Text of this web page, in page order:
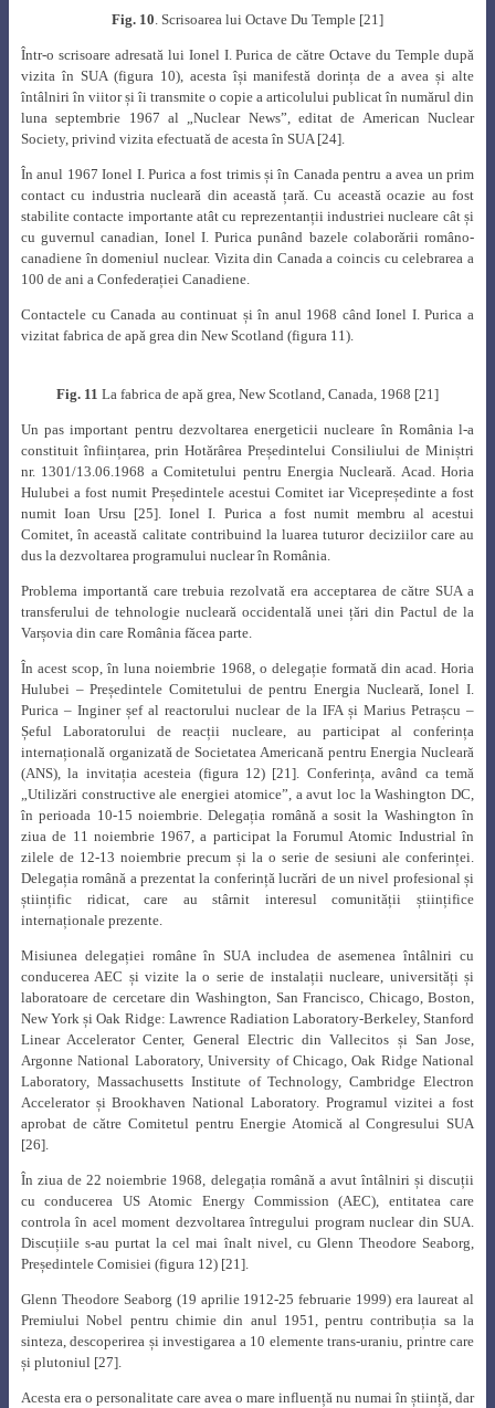
Fig. 10 . Scrisoarea lui Octave Du Temple [21]
Într-o scrisoare adresată lui Ionel I. Purica de către Octave du Temple după
vizita în SUA (figura 10), acesta își manifestă dorința de a avea și alte
întâlniri în viitor și îi transmite o copie a articolului publicat în numărul din
luna septembrie 1967 al „Nuclear News”, editat de American Nuclear
Society, privind vizita efectuată de acesta în SUA [24].
În anul 1967 Ionel I. Purica a fost trimis și în Canada pentru a avea un prim
contact cu industria nucleară din această țară. Cu această ocazie au fost
stabilite contacte importante atât cu reprezentanții industriei nucleare cât și
cu guvernul canadian, Ionel I. Purica punând bazele colaborării româno-
canadiene în domeniul nuclear. Vizita din Canada a coincis cu celebrarea a
100 de ani a Confederației Canadiene.
Contactele cu Canada au continuat și în anul 1968 când Ionel I. Purica a
vizitat fabrica de apă grea din New Scotland (figura 11).
Fig. 11 La fabrica de apă grea, New Scotland, Canada, 1968 [21]
Un pas important pentru dezvoltarea energeticii nucleare în România l-a
constituit înființarea, prin Hotărârea Președintelui Consiliului de Miniștri
nr. 1301/13.06.1968 a Comitetului pentru Energia Nucleară. Acad. Horia
Hulubei a fost numit Președintele acestui Comitet iar Vicepreședinte a fost
numit Ioan Ursu [25]. Ionel I. Purica a fost numit membru al acestui
Comitet, în această calitate contribuind la luarea tuturor deciziilor care au
dus la dezvoltarea programului nuclear în România.
Problema importantă care trebuia rezolvată era acceptarea de către SUA a
transferului de tehnologie nucleară occidentală unei țări din Pactul de la
Varșovia din care România făcea parte.
În acest scop, în luna noiembrie 1968, o delegație formată din acad. Horia
Hulubei – Președintele Comitetului de pentru Energia Nucleară, Ionel I.
Purica – Inginer șef al reactorului nuclear de la IFA și Marius Petrașcu –
Șeful Laboratorului de reacții nucleare, au participat al conferința
internațională organizată de Societatea Americană pentru Energia Nucleară
(ANS), la invitația acesteia (figura 12) [21]. Conferința, având ca temă
„Utilizări constructive ale energiei atomice”, a avut loc la Washington DC,
în perioada 10-15 noiembrie. Delegația română a sosit la Washington în
ziua de 11 noiembrie 1967, a participat la Forumul Atomic Industrial în
zilele de 12-13 noiembrie precum și la o serie de sesiuni ale conferinței.
Delegația română a prezentat la conferință lucrări de un nivel profesional și
științific ridicat, care au stârnit interesul comunității științifice
internaționale prezente.
Misiunea delegației române în SUA includea de asemenea întâlniri cu
conducerea AEC și vizite la o serie de instalații nucleare, universități și
laboratoare de cercetare din Washington, San Francisco, Chicago, Boston,
New York și Oak Ridge: Lawrence Radiation Laboratory-Berkeley, Stanford
Linear Accelerator Center, General Electric din Vallecitos și San Jose,
Argonne National Laboratory, University of Chicago, Oak Ridge National
Laboratory, Massachusetts Institute of Technology, Cambridge Electron
Accelerator și Brookhaven National Laboratory. Programul vizitei a fost
aprobat de către Comitetul pentru Energie Atomică al Congresului SUA
[26].
În ziua de 22 noiembrie 1968, delegația română a avut întâlniri și discuții
cu conducerea US Atomic Energy Commission (AEC), entitatea care
controla în acel moment dezvoltarea întregului program nuclear din SUA.
Discuțiile s-au purtat la cel mai înalt nivel, cu Glenn Theodore Seaborg,
Președintele Comisiei (figura 12) [21].
Glenn Theodore Seaborg (19 aprilie 1912-25 februarie 1999) era laureat al
Premiului Nobel pentru chimie din anul 1951, pentru contribuția sa la
sinteza, descoperirea și investigarea a 10 elemente trans-uraniu, printre care
și plutoniul [27].
Acesta era o personalitate care avea o mare influență nu numai în știință, dar